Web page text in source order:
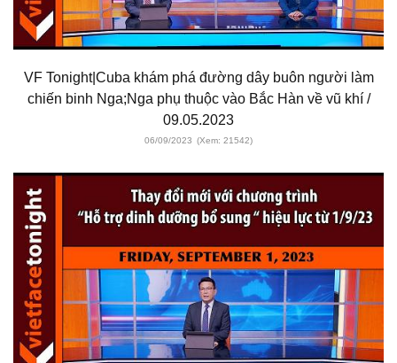
VF Tonight|Cuba khám phá đường dây buôn người làm
chiến binh Nga;Nga phụ thuộc vào Bắc Hàn về vũ khí /
09.05.2023
06/09/2023 (Xem: 21542)